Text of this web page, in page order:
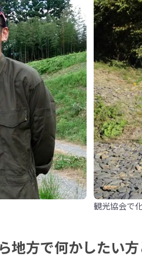
観光協会で
地方で何かしたい方